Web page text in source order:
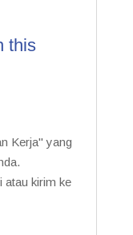
this
Kerja" yang
atau kirim ke